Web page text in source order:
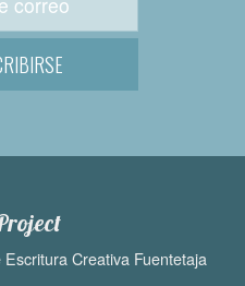
Creativa Fuentetaja